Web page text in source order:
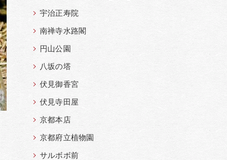
宇治正寿院
南禅寺水路閣
円山公園
八坂の塔
伏見御香宮
伏見寺田屋
京都本店
京都府立植物園
サルボボ前